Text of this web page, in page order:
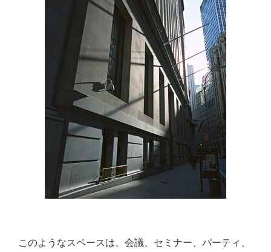
このようなスペースは、会議、セミナー、パーティ、